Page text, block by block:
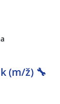
(m/ž) 🔧